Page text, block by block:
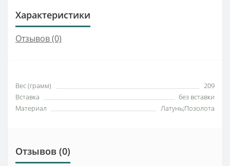
Характеристики
Отзывов (0)
Вес (грамм)
209
Вставка
без вставки
Материал
Латунь;Позолота
Отзывов (0)